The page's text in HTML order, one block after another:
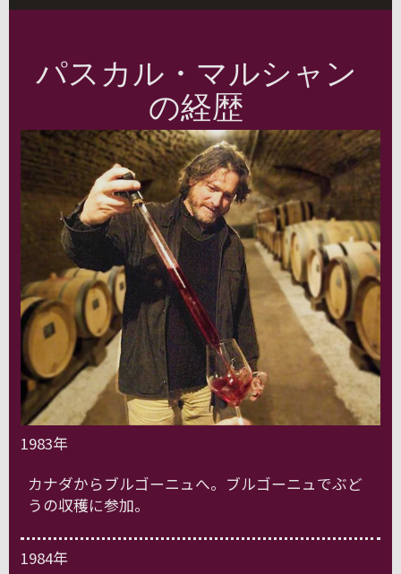
パスカル・マルシャン
の経歴
1983年
カナダからブルゴーニュへ。ブルゴーニュでぶど
うの収穫に参加。
1984年